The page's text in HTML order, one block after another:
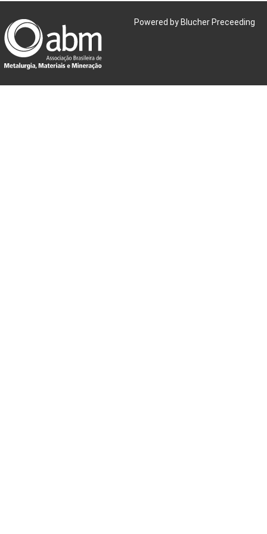
Powered by Blucher Preceeding